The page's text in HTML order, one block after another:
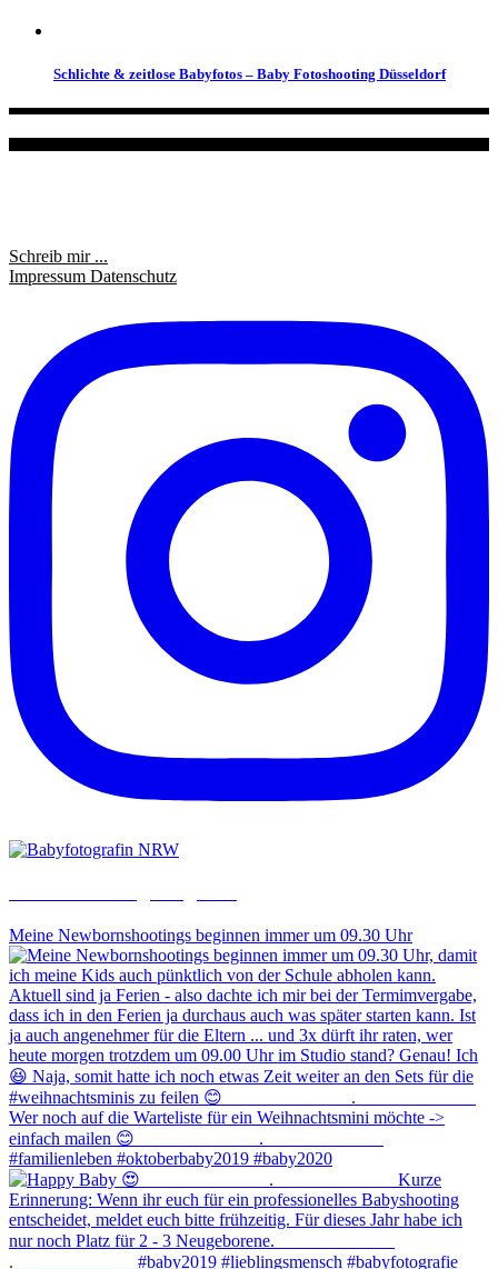
Schlichte & zeitlose Babyfotos – Baby Fotoshooting Düsseldorf
Schreib mir ...
Impressum Datenschutz
Meine Newbornshootings beginnen immer um 09.30 Uhr